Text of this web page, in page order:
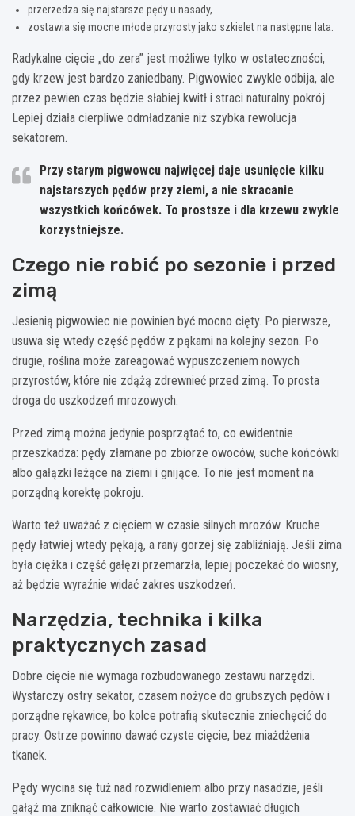
przerzedza się najstarsze pędy u nasady,
zostawia się mocne młode przyrosty jako szkielet na następne lata.
Radykalne cięcie „do zera” jest możliwe tylko w ostateczności,
gdy krzew jest bardzo zaniedbany. Pigwowiec zwykle odbija, ale
przez pewien czas będzie słabiej kwitł i straci naturalny pokrój.
Lepiej działa cierpliwe odmładzanie niż szybka rewolucja
sekatorem.
Przy starym pigwowcu najwięcej daje usunięcie kilku
najstarszych pędów przy ziemi, a nie skracanie
wszystkich końcówek. To prostsze i dla krzewu zwykle
korzystniejsze.
Czego nie robić po sezonie i przed
zimą
Jesienią pigwowiec nie powinien być mocno cięty. Po pierwsze,
usuwa się wtedy część pędów z pąkami na kolejny sezon. Po
drugie, roślina może zareagować wypuszczeniem nowych
przyrostów, które nie zdążą zdrewnieć przed zimą. To prosta
droga do uszkodzeń mrozowych.
Przed zimą można jedynie posprzątać to, co ewidentnie
przeszkadza: pędy złamane po zbiorze owoców, suche końcówki
albo gałązki leżące na ziemi i gnijące. To nie jest moment na
porządną korektę pokroju.
Warto też uważać z cięciem w czasie silnych mrozów. Kruche
pędy łatwiej wtedy pękają, a rany gorzej się zabliźniają. Jeśli zima
była ciężka i część gałęzi przemarzła, lepiej poczekać do wiosny,
aż będzie wyraźnie widać zakres uszkodzeń.
Narzędzia, technika i kilka
praktycznych zasad
Dobre cięcie nie wymaga rozbudowanego zestawu narzędzi.
Wystarczy ostry sekator, czasem nożyce do grubszych pędów i
porządne rękawice, bo kolce potrafią skutecznie zniechęcić do
pracy. Ostrze powinno dawać czyste cięcie, bez miażdżenia
tkanek.
Pędy wycina się tuż nad rozwidleniem albo przy nasadzie, jeśli
gałąź ma zniknąć całkowicie. Nie warto zostawiać długich